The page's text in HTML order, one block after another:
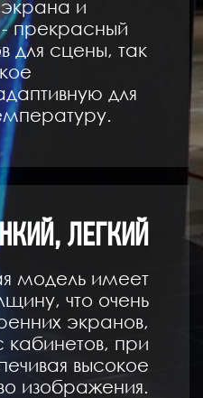
и
прекрасный
для сцены, так
для
ЛЕГКИЙ
модель имеет
что очень
экранов,
кабинетов, при
высокое
изображения.